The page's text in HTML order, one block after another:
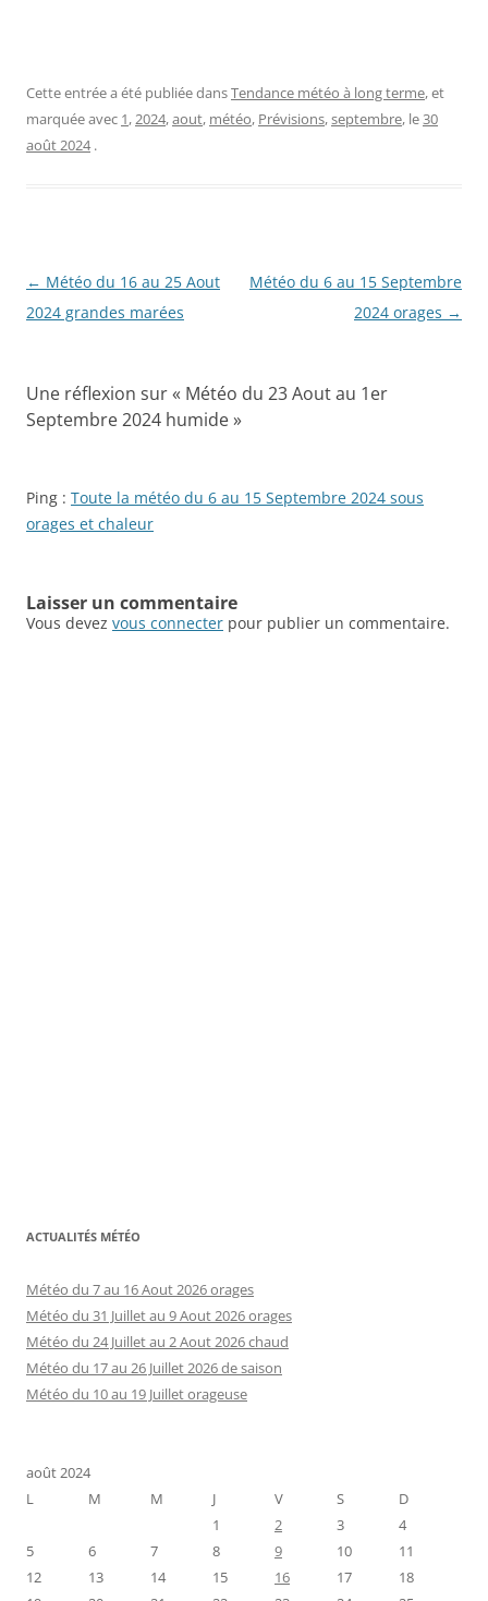
Cette entrée a été publiée dansTendance météo à long terme, et
marquée avec 1,2024,aout, météo, Prévisions,septembre, le30
août 2024 .
Navigation
des
← Météo du 16 au 25 Aout
2024 grandes marées
Météo du 6 au 15 Septembre
2024 orages →
Une réflexion sur « Météo du 23 Aout au 1er
Septembre 2024 humide»
Ping : Toute la météo du 6 au 15 Septembre 2024 sous
orages et chaleur
Laisser un commentaire
Vous devez vous connecter pour publier un commentaire.
ACTUALITÉS MÉTÉO
Météo du 7 au 16 Aout 2026 orages
Météo du 31 Juillet au 9 Aout 2026 orages
Météo du 24 Juillet au 2 Aout 2026 chaud
Météo du 17 au 26 Juillet 2026 de saison
Météo du 10 au 19 Juillet orageuse
août 2024
L
M M J V S
D
1
2 3
4
5
6 7 8 9 10
11
12
13 14 15 16 17
18